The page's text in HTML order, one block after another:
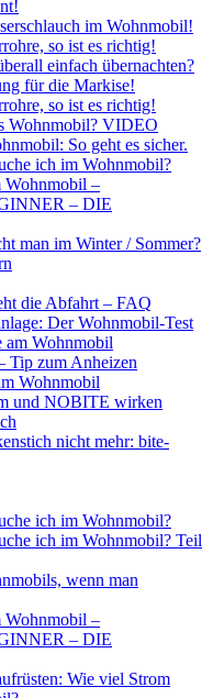
im Wohnmobil!
so ist es richtig!
einfach übernachten?
für die Markise!
so ist es richtig!
Wohnmobil? VIDEO
So geht es sicher.
ich im Wohnmobil?
Wohnmobil –
– DIE
man im Winter / Sommer?
die Abfahrt – FAQ
Der Wohnmobil-Test
am Wohnmobil
Tip zum Anheizen
Wohnmobil
und NOBITE wirken
nicht mehr: bite-
ich im Wohnmobil?
ich im Wohnmobil? Teil
wenn man
Wohnmobil –
– DIE
Wie viel Strom